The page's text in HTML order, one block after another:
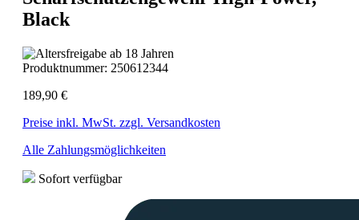
Black
Produktnummer: 250612344
189,90 €
Preise inkl. MwSt. zzgl. Versandkosten
Alle Zahlungsmöglichkeiten
Sofort verfügbar